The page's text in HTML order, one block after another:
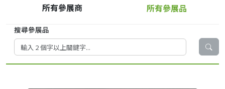
所有參展商 所有參展品
搜尋參展品